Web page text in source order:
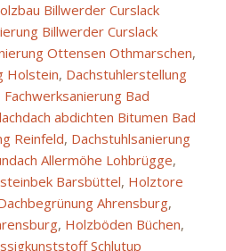
Billwerder Curslack
Billwerder Curslack
Ottensen Othmarschen,
Holstein, Dachstuhlerstellung
Fachwerksanierung Bad
abdichten Bitumen Bad
Reinfeld, Dachstuhlsanierung
Allermöhe Lohbrügge,
Barsbüttel, Holztore
Ahrensburg,
, Holzböden Büchen,
Schlutup